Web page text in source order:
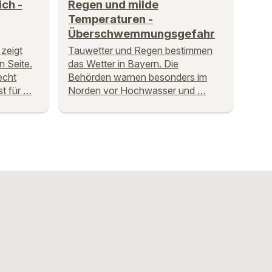
-
Seite.
für …
Regen und milde
Temperaturen -
Überschwemmungsgefahr
Tauwetter und Regen bestimmen
das Wetter in Bayern. Die
Behörden warnen besonders im
Norden vor Hochwasser und …